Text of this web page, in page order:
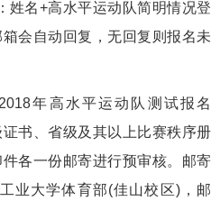
姓名+高水平运动队简明情况登
会自动回复，无回复则报名未
年高水平运动队测试报名
书、省级及其以上比赛秩序册
各一份邮寄进行预审核。邮寄
业大学体育部(佳山校区)，邮